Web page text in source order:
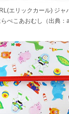
エリックカール) ジャ
ぺこあおむし（出典：